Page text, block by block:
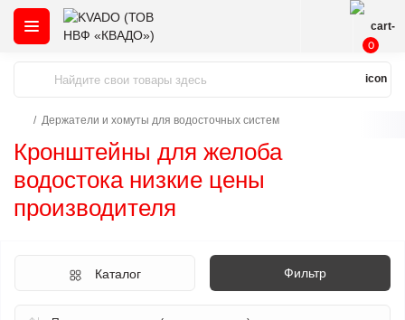
0
Держатели и хомуты для водосточных систем
Кронштейны для желоба
водостока низкие цены
производителя
Фильтр
Каталог